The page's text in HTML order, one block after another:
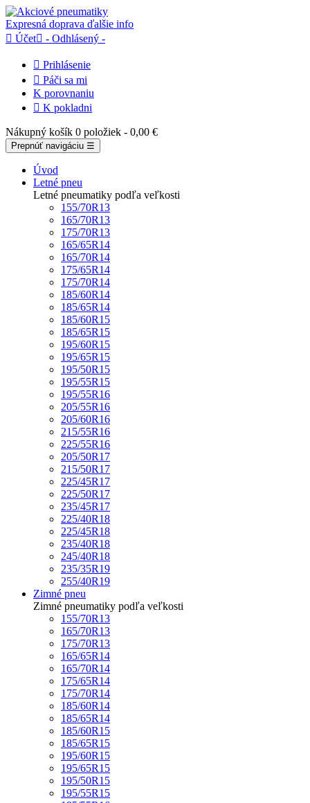
Expresná doprava ďalšie info
 Účet - Odhlásený -
 Prihlásenie
 Páči sa mi
K porovnaniu
 K pokladni
Nákupný košík 0 položiek - 0,00 €
Prepnúť navigáciu ☰
Úvod
Letné pneu
Letné pneumatiky podľa veľkosti
155/70R13
165/70R13
175/70R13
165/65R14
165/70R14
175/65R14
175/70R14
185/60R14
185/65R14
185/60R15
185/65R15
195/60R15
195/65R15
195/50R15
195/55R15
195/55R16
205/55R16
205/60R16
215/55R16
225/55R16
205/50R17
215/50R17
225/45R17
225/50R17
235/45R17
225/40R18
225/45R18
235/40R18
245/40R18
235/35R19
255/40R19
Zimné pneu
Zimné pneumatiky podľa veľkosti
155/70R13
165/70R13
175/70R13
165/65R14
165/70R14
175/65R14
175/70R14
185/60R14
185/65R14
185/60R15
185/65R15
195/60R15
195/65R15
195/50R15
195/55R15